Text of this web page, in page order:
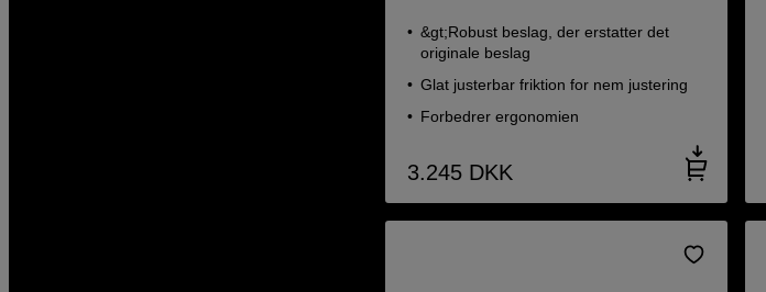
&gt;Robust beslag, der erstatter det
originale beslag
Glat justerbar friktion for nem justering
Forbedrer ergonomien
3.245 DKK